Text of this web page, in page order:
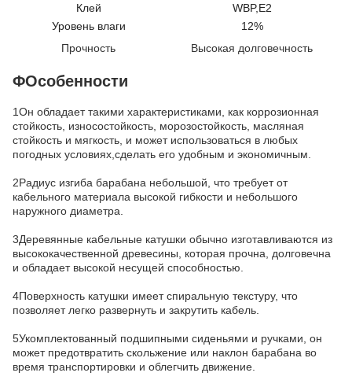
Клей
WBP,E2
Уровень влаги
12%
Прочность
Высокая долговечность
ΦОсобенности
1Он обладает такими характеристиками, как коррозионная
стойкость, износостойкость, морозостойкость, масляная
стойкость и мягкость, и может использоваться в любых
погодных условиях,сделать его удобным и экономичным.
2Радиус изгиба барабана небольшой, что требует от
кабельного материала высокой гибкости и небольшого
наружного диаметра.
3Деревянные кабельные катушки обычно изготавливаются из
высококачественной древесины, которая прочна, долговечна
и обладает высокой несущей способностью.
4Поверхность катушки имеет спиральную текстуру, что
позволяет легко развернуть и закрутить кабель.
5Укомплектованный подшипными сиденьями и ручками, он
может предотвратить скольжение или наклон барабана во
время транспортировки и облегчить движение.